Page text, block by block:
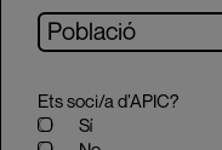
Ets soci/a d’APIC?
Sí